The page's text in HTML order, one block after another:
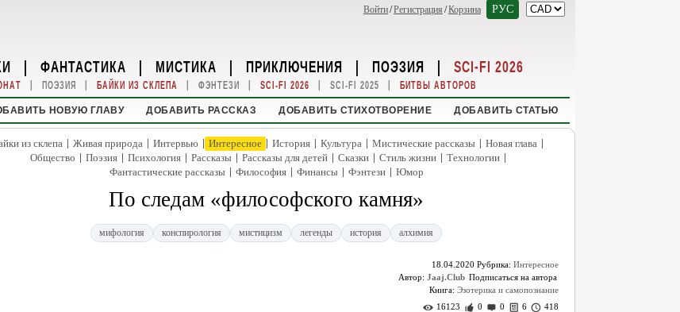
Войти/Регистрация /Корзина РУС
| ФАНТАСТИКА | МИСТИКА | ПРИКЛЮЧЕНИЯ | ПОЭЗИЯ | SCI-FI 2026
| ПОЭЗИЯ | БАЙКИ ИЗ СКЛЕПА | ФЭНТЕЗИ | SCI-FI 2026 | SCI-FI 2025 | БИТВЫ АВТОРОВ
НОВУЮ ГЛАВУ ДОБАВИТЬ РАССКАЗ ДОБАВИТЬ СТИХОТВОРЕНИЕ ДОБАВИТЬ СТАТЬЮ
из склепа | Живая природа | Интервью | Интересное | История | Культура | Мистические рассказы | Новая глава |
Общество | Поэзия | Психология | Рассказы | Рассказы для детей | Сказки | Стиль жизни | Технологии |
Фантастические рассказы | Философия | Финансы | Фэнтези | Юмор
По следам «философского камня»
мифология конспирология мистицизм легенды история алхимия
18.04.2020 Рубрика: Интересное
Автор: Jaaj.Club
Книга: Эзотерика и самопознание
16123
0 0 6 418